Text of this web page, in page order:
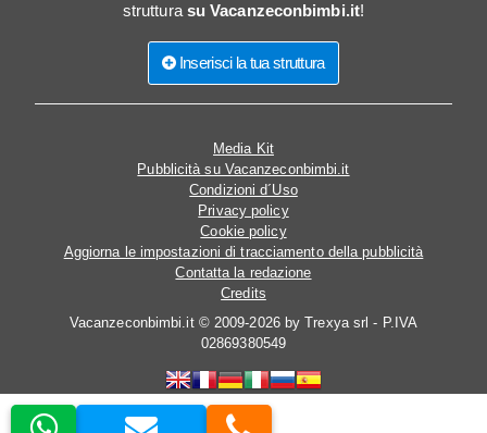
struttura su Vacanzeconbimbi.it!
Inserisci la tua struttura
Media Kit
Pubblicità su Vacanzeconbimbi.it
Condizioni d´Uso
Privacy policy
Cookie policy
Aggiorna le impostazioni di tracciamento della pubblicità
Contatta la redazione
Credits
Vacanzeconbimbi.it © 2009-2026 by Trexya srl - P.IVA
02869380549